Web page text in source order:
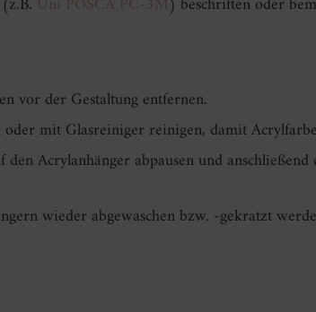
vor der Gestaltung entfernen.
mit Glasreiniger reinigen, damit
Acrylanhänger abpausen und
wieder abgewaschen bzw. -gekratzt